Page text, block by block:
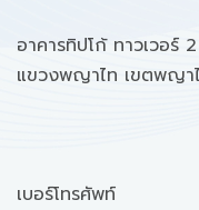
อาคารทิปโก้ ทาวเวอร์
แขวงพญาไท เขตพญา
เบอร์โทรศัพท์